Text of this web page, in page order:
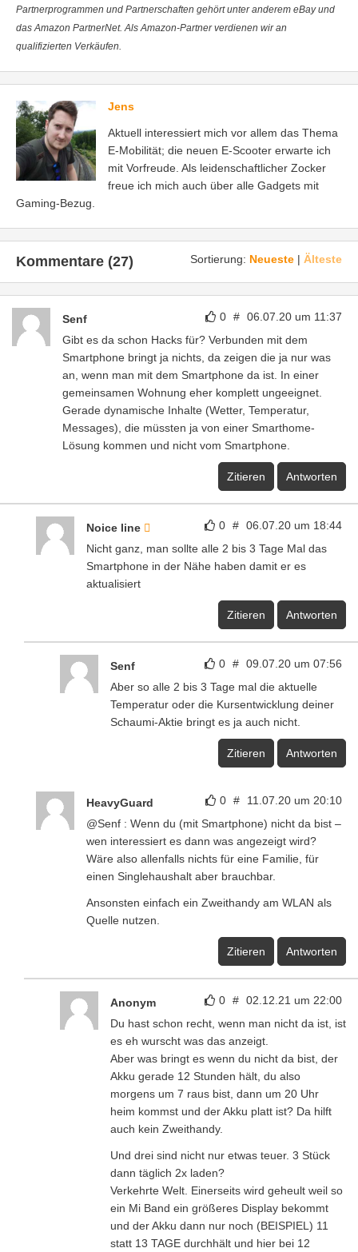
Partnerprogrammen und Partnerschaften gehört unter anderem eBay und
das Amazon PartnerNet. Als Amazon-Partner verdienen wir an
qualifizierten Verkäufen.
Jens
Aktuell interessiert mich vor allem das Thema
E-Mobilität; die neuen E-Scooter erwarte ich
mit Vorfreude. Als leidenschaftlicher Zocker
freue ich mich auch über alle Gadgets mit
Gaming-Bezug.
Sortierung: Neueste | Älteste
Kommentare (27)
0 # 06.07.20 um 11:37
Senf
Gibt es da schon Hacks für? Verbunden mit dem
Smartphone bringt ja nichts, da zeigen die ja nur was
an, wenn man mit dem Smartphone da ist. In einer
gemeinsamen Wohnung eher komplett ungeeignet.
Gerade dynamische Inhalte (Wetter, Temperatur,
Messages), die müssten ja von einer Smarthome-
Lösung kommen und nicht vom Smartphone.
Zitieren Antworten
0 # 06.07.20 um 18:44
Noice line
Nicht ganz, man sollte alle 2 bis 3 Tage Mal das
Smartphone in der Nähe haben damit er es
aktualisiert
Zitieren Antworten
0 # 09.07.20 um 07:56
Senf
Aber so alle 2 bis 3 Tage mal die aktuelle
Temperatur oder die Kursentwicklung deiner
Schaumi-Aktie bringt es ja auch nicht.
Zitieren Antworten
0 # 11.07.20 um 20:10
HeavyGuard
@Senf : Wenn du (mit Smartphone) nicht da bist –
wen interessiert es dann was angezeigt wird?
Wäre also allenfalls nichts für eine Familie, für
einen Singlehaushalt aber brauchbar.
Ansonsten einfach ein Zweithandy am WLAN als
Quelle nutzen.
Zitieren Antworten
0 # 02.12.21 um 22:00
Anonym
Du hast schon recht, wenn man nicht da ist, ist
es eh wurscht was das anzeigt.
Aber was bringt es wenn du nicht da bist, der
Akku gerade 12 Stunden hält, du also
morgens um 7 raus bist, dann um 20 Uhr
heim kommst und der Akku platt ist? Da hilft
auch kein Zweithandy.
Und drei sind nicht nur etwas teuer. 3 Stück
dann täglich 2x laden?
Verkehrte Welt. Einerseits wird geheult weil so
ein Mi Band ein größeres Display bekommt
und der Akku dann nur noch (BEISPIEL) 11
statt 13 TAGE durchhält und hier bei 12